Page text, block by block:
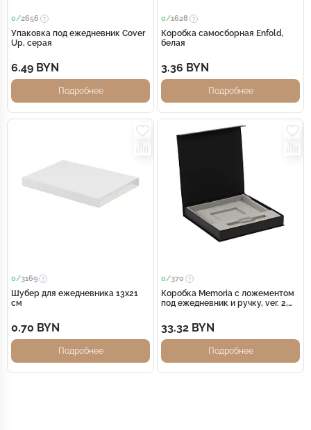
0/2656
Упаковка под ежедневник Cover
Up, серая
6.49 BYN
Подробнее
0/1628
Коробка самосборная Enfold,
белая
3.36 BYN
Подробнее
0/3169
Шубер для ежедневника 13х21
см
0.70 BYN
Подробнее
0/370
Коробка Memoria с ложементом
под ежедневник и ручку, ver. 2,
33.32 BYN
Подробнее